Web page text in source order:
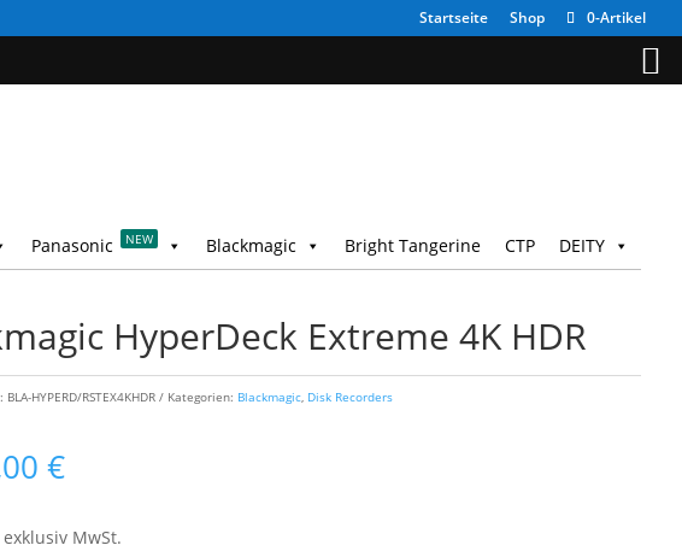
Startseite Shop 0-Artikel
Panasonic NEW Blackmagic Bright Tangerine CTP DEITY
HyperDeck Extreme 4K HDR
BLA-HYPERD/RSTEX4KHDR Kategorien: Blackmagic, Disk Recorders
€
MwSt.